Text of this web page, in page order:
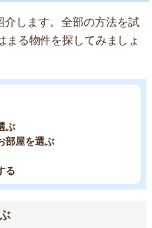
します。全部の方法を試
まる物件を探してみましょ
ぶ
部屋を選ぶ
る